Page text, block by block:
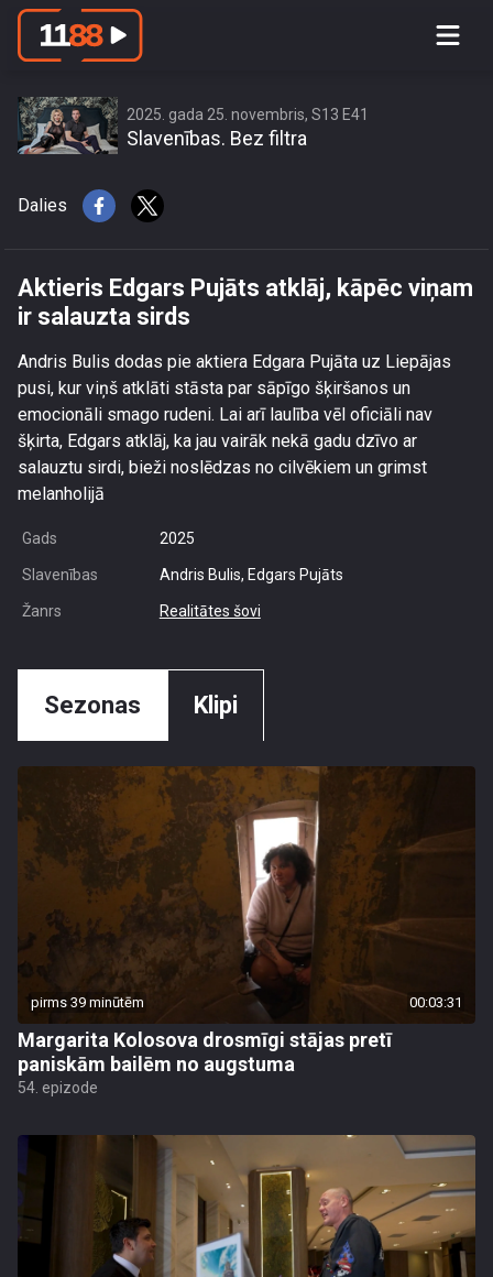
Aktieris Edgars Pujāts atklāj, kāpēc
2025. gada 25. novembris, S13 E41
Slavenības. Bez filtra
Dalies
Aktieris Edgars Pujāts atklāj, kāpēc viņam
ir salauzta sirds
Andris Bulis dodas pie aktiera Edgara Pujāta uz Liepājas
pusi, kur viņš atklāti stāsta par sāpīgo šķiršanos un
emocionāli smago rudeni. Lai arī laulība vēl oficiāli nav
šķirta, Edgars atklāj, ka jau vairāk nekā gadu dzīvo ar
salauztu sirdi, bieži noslēdzas no cilvēkiem un grimst
melanholijā
Gads 2025
Slavenības Andris Bulis, Edgars Pujāts
Žanrs Realitātes šovi
Sezonas Klipi
pirms 39 minūtēm 00:03:31
Margarita Kolosova drosmīgi stājas pretī
paniskām bailēm no augstuma
54. epizode